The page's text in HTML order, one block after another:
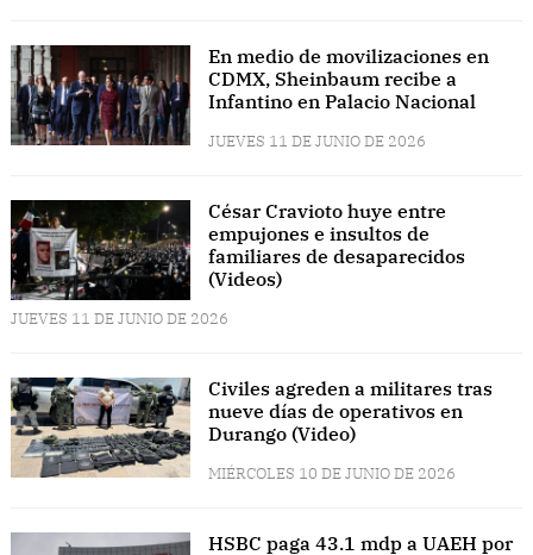
En medio de movilizaciones en
CDMX, Sheinbaum recibe a
Infantino en Palacio Nacional
JUEVES 11 DE JUNIO DE 2026
César Cravioto huye entre
empujones e insultos de
familiares de desaparecidos
(Videos)
JUEVES 11 DE JUNIO DE 2026
Civiles agreden a militares tras
nueve días de operativos en
Durango (Video)
MIÉRCOLES 10 DE JUNIO DE 2026
HSBC paga 43.1 mdp a UAEH por